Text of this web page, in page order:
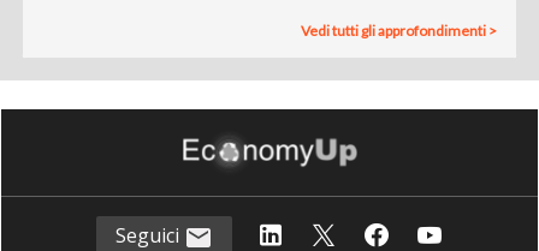
Vedi tutti gli approfondimenti >
Seguici